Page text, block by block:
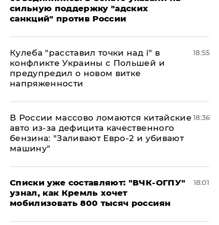
сильную поддержку "адских
санкций" против России
Кулеба "расставил точки над і" в
конфликте Украины с Польшей и
предупредил о новом витке
напряженности
18:55
В России массово ломаются китайские
авто из-за дефицита качественного
бензина: "Заливают Евро-2 и убивают
машину"
18:36
Списки уже составляют: "ВЧК-ОГПУ"
узнал, как Кремль хочет
мобилизовать 800 тысяч россиян
18:01